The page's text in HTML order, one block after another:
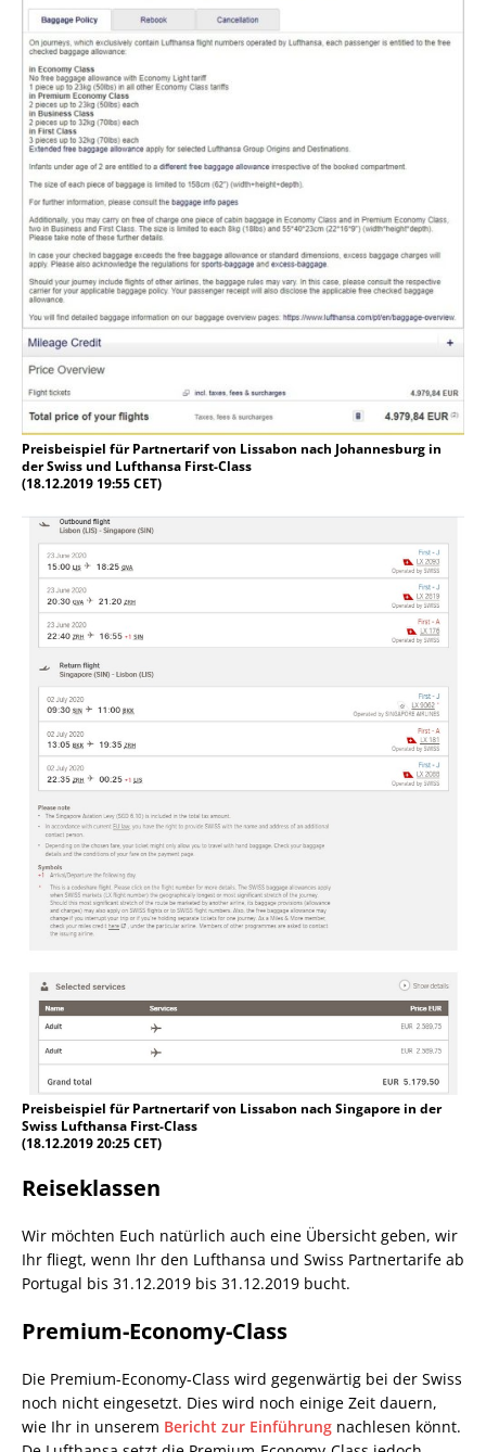
Preisbeispiel für Partnertarif von Lissabon nach Johannesburg in
der Swiss und Lufthansa First-Class
(18.12.2019 19:55 CET)
Preisbeispiel für Partnertarif von Lissabon nach Singapore in der
Swiss Lufthansa First-Class
(18.12.2019 20:25 CET)
Reiseklassen
Wir möchten Euch natürlich auch eine Übersicht geben, wir
Ihr fliegt, wenn Ihr den Lufthansa und Swiss Partnertarife ab
Portugal bis 31.12.2019 bis 31.12.2019 bucht.
Premium-Economy-Class
Die Premium-Economy-Class wird gegenwärtig bei der Swiss
noch nicht eingesetzt. Dies wird noch einige Zeit dauern,
wie Ihr in unserem Bericht zur Einführung nachlesen könnt.